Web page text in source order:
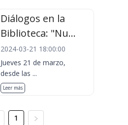
Diálogos en la
Biblioteca: "Nu...
2024-03-21 18:00:00
Jueves 21 de marzo,
desde las ...
Leer más
1